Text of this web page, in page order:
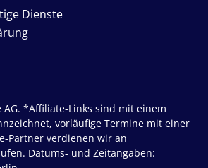
Dienste
AG. *Affiliate-Links sind mit einem
vorläufige Termine mit einer
Partner verdienen wir an
Datums- und Zeitangaben: